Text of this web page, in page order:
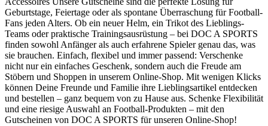
Geburtstage, Feiertage oder als spontane Überraschung für Football-
Fans jeden Alters. Ob ein neuer Helm, ein Trikot des Lieblings-
Teams oder praktische Trainingsausrüstung – bei DOC A SPORTS
finden sowohl Anfänger als auch erfahrene Spieler genau das, was
sie brauchen. Einfach, flexibel und immer passend: Verschenke
nicht nur ein einfaches Geschenk, sondern auch die Freude am
Stöbern und Shoppen in unserem Online-Shop. Mit wenigen Klicks
können Deine Freunde und Familie ihre Lieblingsartikel entdecken
und bestellen – ganz bequem von zu Hause aus. Schenke Flexibilität
und eine riesige Auswahl an Football-Produkten – mit den
Gutscheinen von DOC A SPORTS für unseren Online-Shop!